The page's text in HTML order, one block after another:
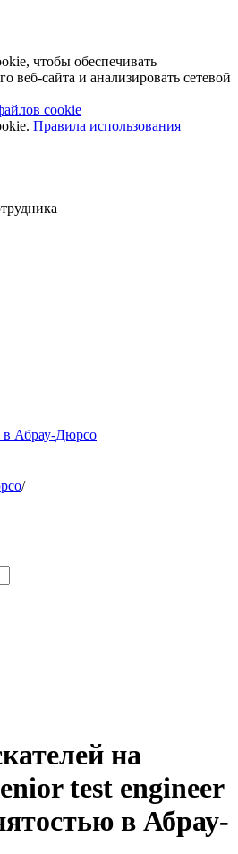
чтобы обеспечивать
веб-сайта и анализировать сетевой
cookie
Правила использования
в Абрау-Дюрсо
/
на
test engineer
в Абрау-